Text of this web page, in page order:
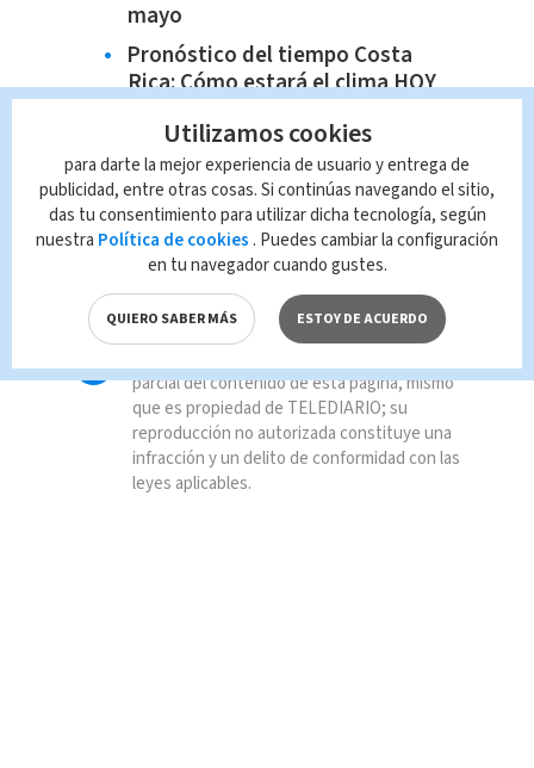
mayo
Pronóstico del tiempo Costa
Rica: Cómo estará el clima HOY
TAGS RELACIONADOS:
explosivos Puriscal
parcial del contenido de esta página, mismo
que es propiedad de TELEDIARIO; su
reproducción no autorizada constituye una
infracción y un delito de conformidad con las
leyes aplicables.
Utilizamos cookies
para darte la mejor experiencia de usuario y entrega de
publicidad, entre otras cosas. Si continúas navegando el sitio,
das tu consentimiento para utilizar dicha tecnología, según
nuestra Política de cookies . Puedes cambiar la configuración
en tu navegador cuando gustes.
QUIERO SABER MÁS ESTOY DE ACUERDO